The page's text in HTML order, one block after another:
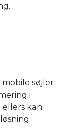
søjler
i
kan